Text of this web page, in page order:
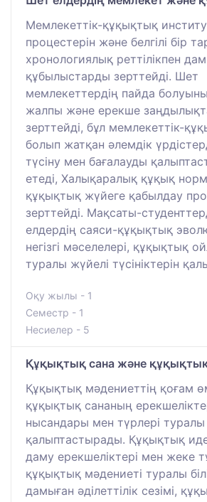
Мемлекеттік-құқықтық
процестерін және белгілі бір
хронологиялық реттілікпен
құбылыстарды зерттейді. Шет
мемлекеттердің пайда
жалпы және ерекше
зерттейді, бұл мемлекеттік-
болып жатқан әлемдік
түсіну мен бағалауды
етеді, Халықаралық құқық
құқықтық жүйеге қабылдау
зерттейді. Мақсаты-
елдердің саяси-құқықтық
негізгі мәселелері, құқықтық
туралы жүйелі түсініктерін
Оқу жылы - 1
Семестр - 1
Несиелер - 5
Құқықтық сана және
Құқықтық мәдениеттің қоғам
құқықтық сананың
нысандары мен түрлері туралы
қалыптастырады. Құқықтық
даму ерекшеліктері мен жеке
құқықтық мәдениеті туралы
дамыған әділеттілік сезімі,